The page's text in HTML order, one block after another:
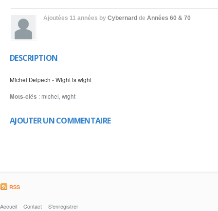
Ajoutées 11 années by Cybernard de Années 60 & 70
DESCRIPTION
Michel Delpech - Wight is wight
Mots-clés :michel, wight
AJOUTER UN COMMENTAIRE
RSS
Accueil Contact
S'enregistrer